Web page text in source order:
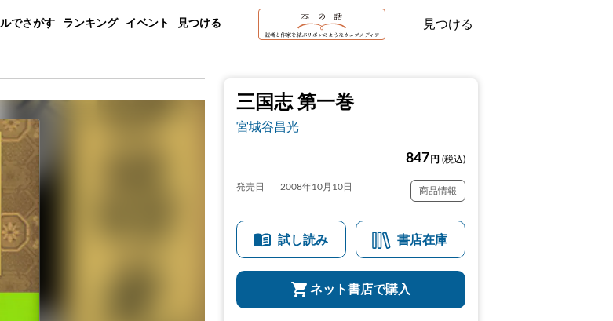
でさがす ランキング イベント 見つける 見つける
三国志 第一巻
宮城谷昌光
847 円 (税込)
発売日 2008年10月10日 商品情報
試し読み 書店在庫
ネット書店で購入